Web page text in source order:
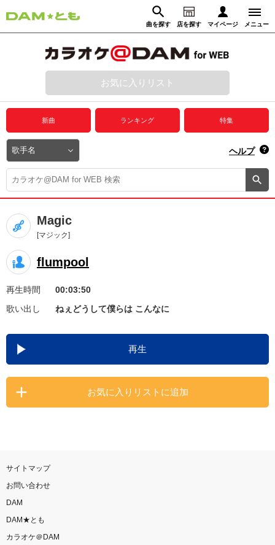
曲を探す 店を探す マイページ メニュー
動画からさがす 録音からさがす
ログイン
プレミアムサービス
DAM★とも動画
DAM★とも録音
カラオケ＠DAM
ユーザー検索
キャンペーン
お知らせ よくあるご質問
DAMの新曲・ランキングなど
カラオケ最新情報をチェック！
お気に入りリスト
新曲 ランキング 特集
ヘルプ
Magic
[マジック]
flumpool
再生時間
00:03:50
歌い出し
ねぇどうして僕らは こんなに
再生
お気に入りリストに追加
サイトマップ
お問い合わせ
DAM
DAM★とも
カラオケ＠DAM